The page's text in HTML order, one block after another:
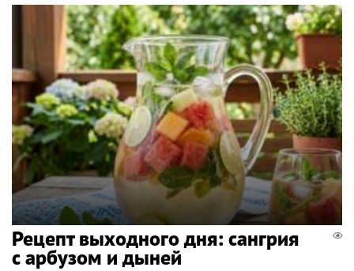
Рецепт выходного дня: сангрия
с арбузом и дыней